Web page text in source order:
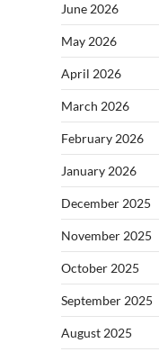
June 2026
May 2026
April 2026
March 2026
February 2026
January 2026
December 2025
November 2025
October 2025
September 2025
August 2025